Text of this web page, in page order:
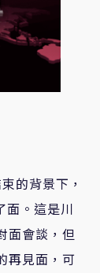
的背景下，
面。這是川
面會談，但
再見面，可